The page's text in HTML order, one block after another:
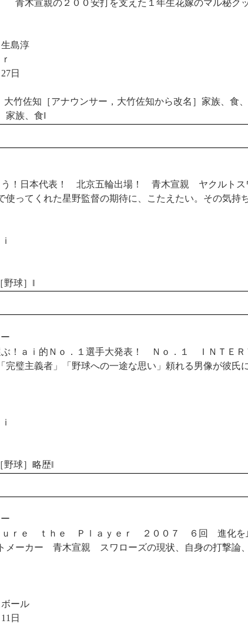
青木宣親の２００安打を支えた１年生花嫁のマル秘
島淳
27日
大竹佐知［アナウンサー，大竹佐知から改名］家族、食
家族、食‖
う！日本代表！ 北京五輪出場！ 青木宣親 ヤクルト
使ってくれた星野監督の期待に、こたえたい。その気持
球］ ‖
ぶ！ａｉ的Ｎｏ．１選手大発表！ Ｎｏ．１ ＩＮＴＥ
璧主義者」「野球への一途な思い」頼れる男像が彼氏
野球］略歴‖
ｕｒｅ ｔｈｅ Ｐｌａｙｅｒ ２００７ ６回 進化を
メーカー 青木宣親 スワローズの現状、自身の打撃論
ール
11 日